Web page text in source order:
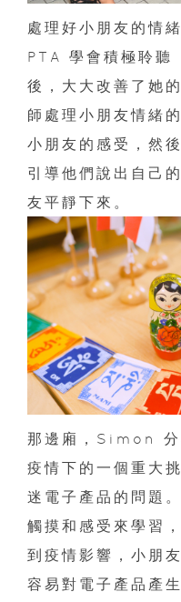
處理好小朋友的情
PTA 學會積極聆
後，大大改善了她
師處理小朋友情緒
小朋友的感受，然
引導他們說出自己
友平靜下來。
那邊廂，Simon 分
疫情下的一個重大
迷電子產品的問題
觸摸和感受來學習
到疫情影響，小朋
容易對電子產品產